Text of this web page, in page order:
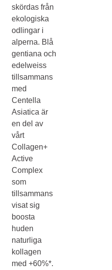
skördas från
ekologiska
odlingar i
alperna. Blå
gentiana och
edelweiss
tillsammans
med
Centella
Asiatica är
en del av
vårt
Collagen+
Active
Complex
som
tillsammans
visat sig
boosta
huden
naturliga
kollagen
med +60%*.​ ​